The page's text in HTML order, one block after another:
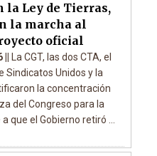
la Ley de Tierras,
la marcha al
oficial
La CGT, las dos CTA, el
Sindicatos Unidos y la
la concentración
del Congreso para la
que el Gobierno retiró ...